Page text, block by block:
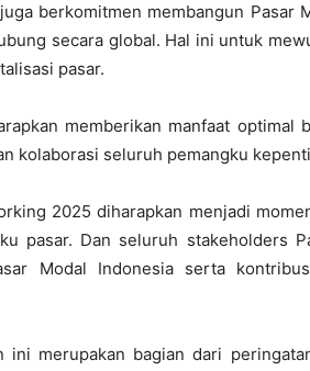
berkomitmen membangun Pasar
secara global. Hal ini untuk
pasar.
memberikan manfaat optimal
kolaborasi seluruh pemangku
2025 diharapkan menjadi
pasar. Dan seluruh stakeholders
Modal Indonesia serta
ini merupakan bagian dari